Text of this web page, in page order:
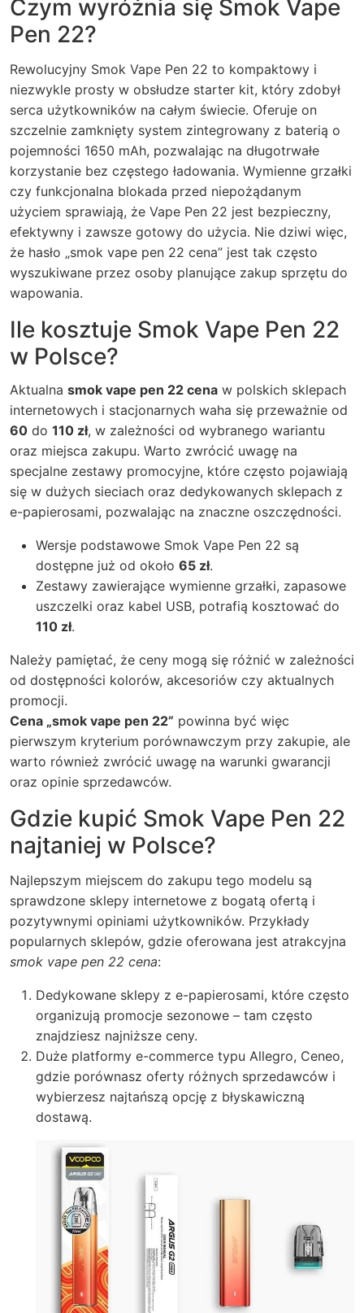
Czym wyróżnia się Smok Vape
Pen 22?
Rewolucyjny Smok Vape Pen 22 to kompaktowy i
niezwykle prosty w obsłudze starter kit, który zdobył
serca użytkowników na całym świecie. Oferuje on
szczelnie zamknięty system zintegrowany z baterią o
pojemności 1650 mAh, pozwalając na długotrwałe
korzystanie bez częstego ładowania. Wymienne grzałki
czy funkcjonalna blokada przed niepożądanym
użyciem sprawiają, że Vape Pen 22 jest bezpieczny,
efektywny i zawsze gotowy do użycia. Nie dziwi więc,
że hasło „smok vape pen 22 cena” jest tak często
wyszukiwane przez osoby planujące zakup sprzętu do
wapowania.
Ile kosztuje Smok Vape Pen 22
w Polsce?
Aktualna smok vape pen 22 cena w polskich sklepach
internetowych i stacjonarnych waha się przeważnie od
60 do 110 zł, w zależności od wybranego wariantu
oraz miejsca zakupu. Warto zwrócić uwagę na
specjalne zestawy promocyjne, które często pojawiają
się w dużych sieciach oraz dedykowanych sklepach z
e-papierosami, pozwalając na znaczne oszczędności.
Wersje podstawowe Smok Vape Pen 22 są
dostępne już od około 65 zł.
Zestawy zawierające wymienne grzałki, zapasowe
uszczelki oraz kabel USB, potrafią kosztować do
110 zł.
Należy pamiętać, że ceny mogą się różnić w zależności
od dostępności kolorów, akcesoriów czy aktualnych
promocji.
Cena „smok vape pen 22” powinna być więc
pierwszym kryterium porównawczym przy zakupie, ale
warto również zwrócić uwagę na warunki gwarancji
oraz opinie sprzedawców.
Gdzie kupić Smok Vape Pen 22
najtaniej w Polsce?
Najlepszym miejscem do zakupu tego modelu są
sprawdzone sklepy internetowe z bogatą ofertą i
pozytywnymi opiniami użytkowników. Przykłady
popularnych sklepów, gdzie oferowana jest atrakcyjna
smok vape pen 22 cena:
Dedykowane sklepy z e-papierosami, które często
organizują promocje sezonowe – tam często
znajdziesz najniższe ceny.
Duże platformy e-commerce typu Allegro, Ceneo,
gdzie porównasz oferty różnych sprzedawców i
wybierzesz najtańszą opcję z błyskawiczną
dostawą.